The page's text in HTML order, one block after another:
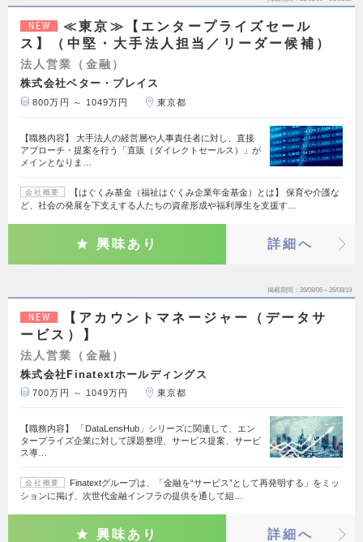
NEW
≪東京≫【エンタープライズセール
ス】（中堅・大手法人担当／リーダー候補）
法人営業（金融）
株式会社ベター・プレイス
800万円 ～ 1049万円 東京都
【職務内容】 大手法人の経営層や人事責任者に対し、直接
アプローチ・提案を行う「直販（ダイレクトセールス）」が
メインとなりま…
会社概要
【はぐくみ基金（福祉はぐくみ企業年金基金）とは】 保育や介護な
ど、社会の発展を下支えする人たちの資産形成や福利厚生を支援す…
興味あり 詳細へ
掲載期間 26/08/06～26/08/19
NEW
【アカウントマネージャー（データサ
ービス）】
法人営業（金融）
株式会社Finatextホールディングス
700万円 ～ 1049万円 東京都
【職務内容】 「DataLensHub」シリーズに関連して、エン
タープライズ企業に対して課題整理、サービス提案、サービ
ス導…
会社概要
Finatextグループは、「金融を“サービス”として再発明する」をミッ
ションに掲げ、次世代金融インフラの提供を通して組…
興味あり 詳細へ